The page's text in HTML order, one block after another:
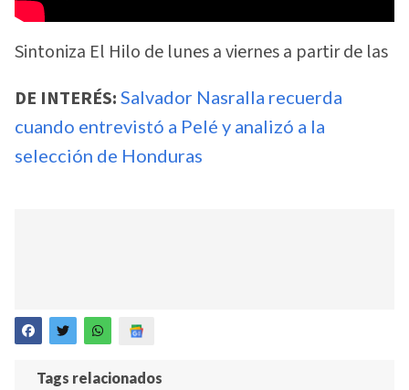
Sintoniza El Hilo de lunes a viernes a partir de las
DE INTERÉS: Salvador Nasralla recuerda
cuando entrevistó a Pelé y analizó a la
selección de Honduras
Tags relacionados